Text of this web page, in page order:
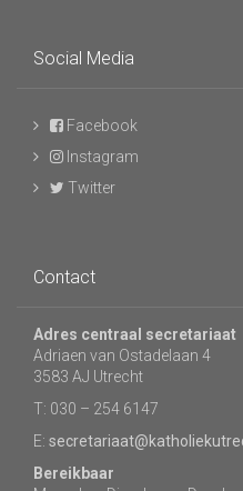
Social Media
Facebook
Instagram
Twitter
Contact
Adres centraal secretariaat
Adriaen van Ostadelaan 4
3583 AJ Utrecht
T: 030 – 254 6147
E:
Bereikbaar